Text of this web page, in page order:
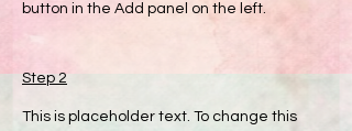
button in the Add panel on the left.
Step 2
This is placeholder text. To change this